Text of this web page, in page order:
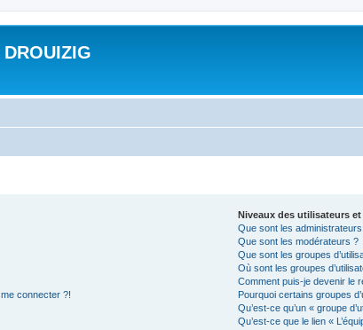
connecter ?!
Niveaux des utilisateurs
Que sont les
Que sont les modérateurs ?
Que sont les groupes
Où sont les groupes
Comment puis-je devenir le
Pourquoi certains groupes
Qu’est-ce qu’un « groupe
Qu’est-ce que le lien «